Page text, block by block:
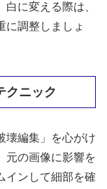
に変える際は、
に調整しましょ
クニック
壊編集」を心がけ
元の画像に影響を
インして細部を確